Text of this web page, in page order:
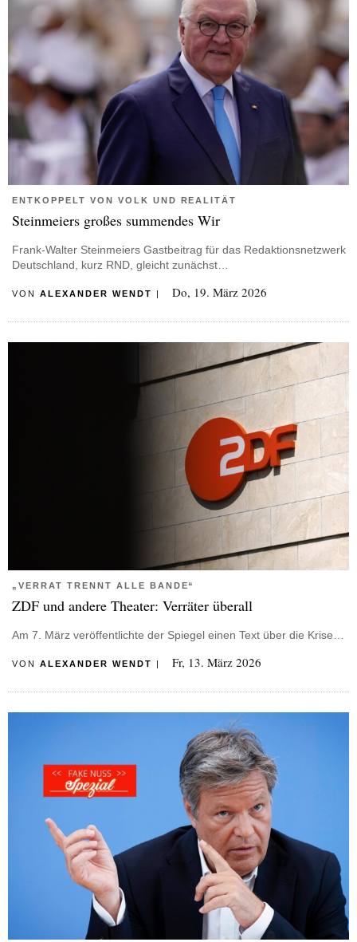
ENTKOPPELT VON VOLK UND REALITÄT
Steinmeiers großes summendes Wir
Frank-Walter Steinmeiers Gastbeitrag für das Redaktionsnetzwerk
Deutschland, kurz RND, gleicht zunächst…
VON ALEXANDER WENDT Do, 19. März 2026
„VERRAT TRENNT ALLE BANDE“
ZDF und andere Theater: Verräter überall
Am 7. März veröffentlichte der Spiegel einen Text über die Krise…
VON ALEXANDER WENDT | Fr, 13. März 2026